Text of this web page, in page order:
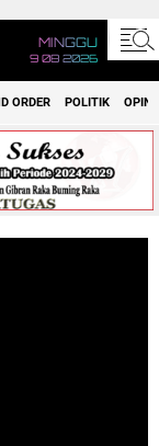
MINGGU
9 08 2026
ORDER POLITIK OPINI